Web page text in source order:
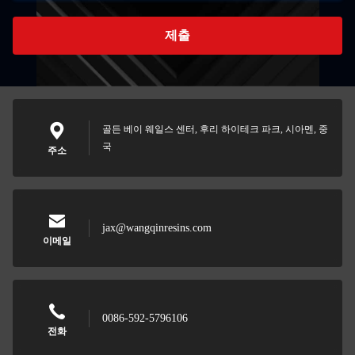
제출
주소
골든 베이 웨일스 센터, 후리 하이테크 파크, 시아멘, 중
국
이메일
jax@wangqinresins.com
전화
0086-592-5796106